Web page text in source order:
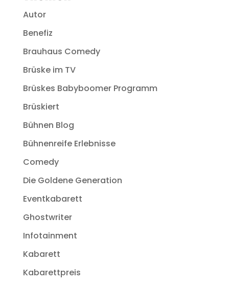
Autor
Benefiz
Brauhaus Comedy
Brüske im TV
Brüskes Babyboomer Programm
Brüskiert
Bühnen Blog
Bühnenreife Erlebnisse
Comedy
Die Goldene Generation
Eventkabarett
Ghostwriter
Infotainment
Kabarett
Kabarettpreis